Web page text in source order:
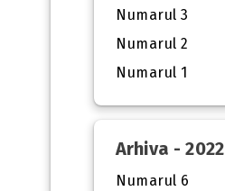
Numarul 3
Numarul 2
Numarul 1
Arhiva - 2022
Numarul 6